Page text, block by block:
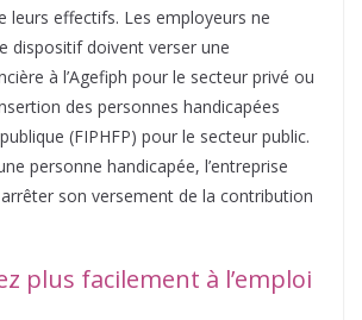
leurs effectifs. Les employeurs ne
dispositif doivent verser une
à l’Agefiph pour le secteur privé ou
des personnes handicapées
(FIPHFP) pour le secteur public.
personne handicapée, l’entreprise
son versement de la contribution
plus facilement à l’emploi